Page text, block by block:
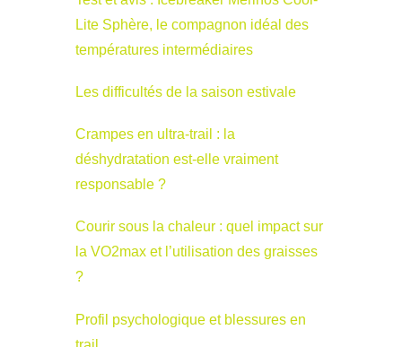
Lite Sphère, le compagnon idéal des
températures intermédiaires
Les difficultés de la saison estivale
Crampes en ultra-trail : la
déshydratation est-elle vraiment
responsable ?
Courir sous la chaleur : quel impact sur
la VO2max et l’utilisation des graisses
?
Profil psychologique et blessures en